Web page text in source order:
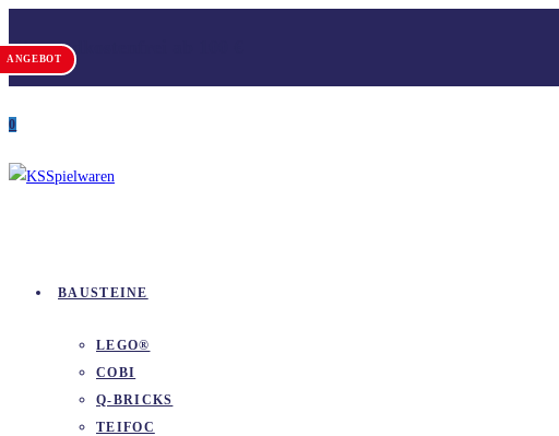
Inhalt
springen
Versandkostenfrei ab 100 €
0
BAUSTEINE
LEGO®
COBI
Q-BRICKS
TEIFOC
ANGEBOT